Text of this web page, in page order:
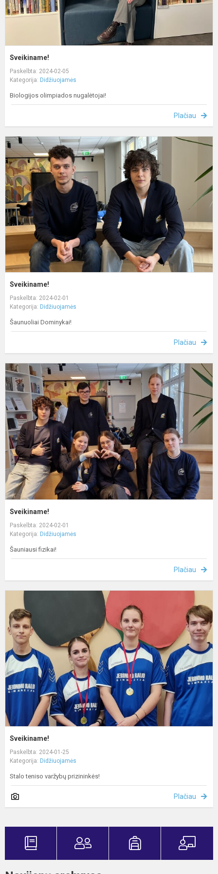
Sveikiname!
Paskelbta: 2024-02-05
Kategorija: Didžiuojamės
Biologijos olimpiados nugalėtojai!
Plačiau
Sveikiname!
Paskelbta: 2024-02-01
Kategorija: Didžiuojamės
Šaunuoliai Dominykai!
Plačiau
Sveikiname!
Paskelbta: 2024-02-01
Kategorija: Didžiuojamės
Šauniausi fizikai!
Plačiau
Sveikiname!
Paskelbta: 2024-01-25
Kategorija: Didžiuojamės
Stalo teniso varžybų prizininkės!
Plačiau